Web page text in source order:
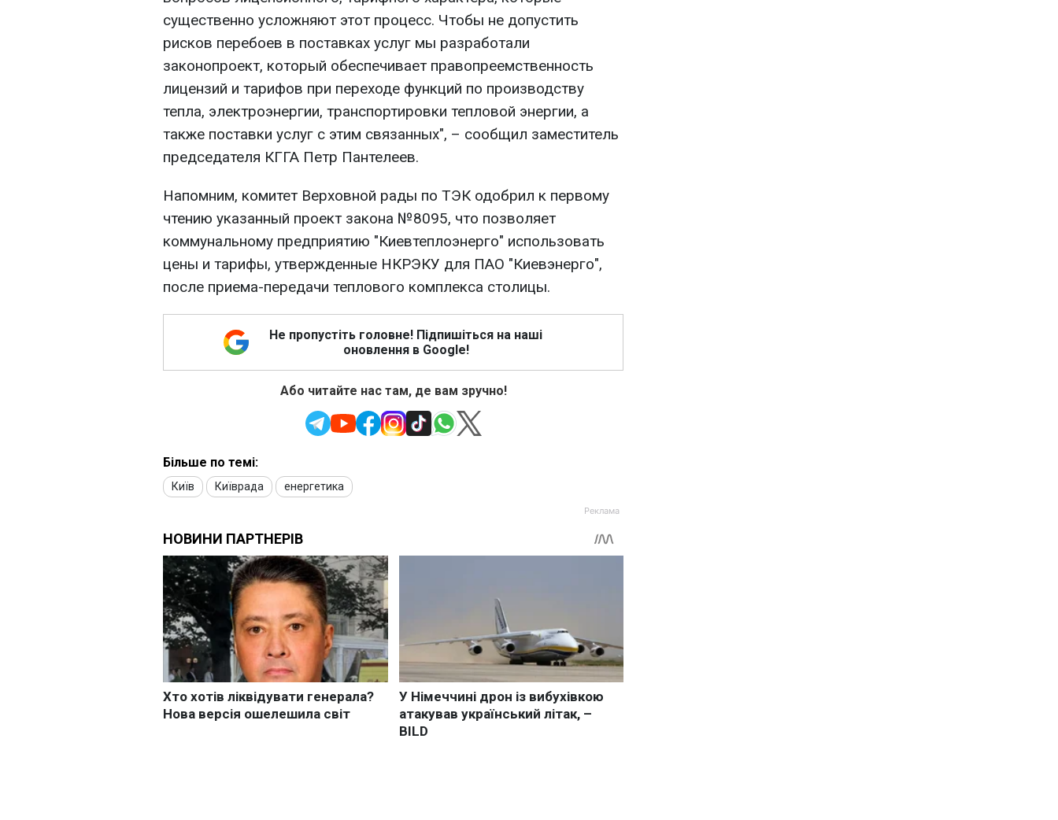
существенно усложняют этот процесс. Чтобы не допустить
рисков перебоев в поставках услуг мы разработали
законопроект, который обеспечивает правопреемственность
лицензий и тарифов при переходе функций по производству
тепла, электроэнергии, транспортировки тепловой энергии, а
также поставки услуг с этим связанных", – сообщил заместитель
председателя КГГА Петр Пантелеев.
Напомним, комитет Верховной рады по ТЭК одобрил к первому
чтению указанный проект закона №8095, что позволяет
коммунальному предприятию "Киевтеплоэнерго" использовать
цены и тарифы, утвержденные НКРЭКУ для ПАО "Киевэнерго",
после приема-передачи теплового комплекса столицы.
Не пропустіть головне! Підпишіться на наші
оновлення в Google!
Або читайте нас там, де вам зручно!
Більше по темі:
Київ Київрада енергетика